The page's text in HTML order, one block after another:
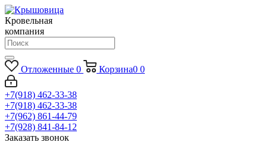
Кровельная
компания
Отложенные 0 Корзина0 0
+7(918) 462-33-38
+7(918) 462-33-38
+7(962) 861-44-79
+7(928) 841-84-12
Заказать звонок